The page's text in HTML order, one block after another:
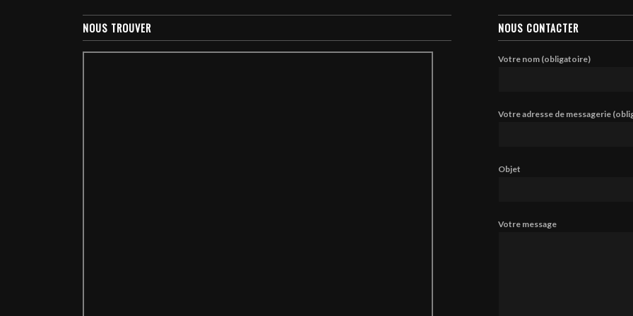
NOUS TROUVER NOUS CONTACTER
Votre nom (obligatoire)
Votre adresse de messagerie
Objet
Votre message